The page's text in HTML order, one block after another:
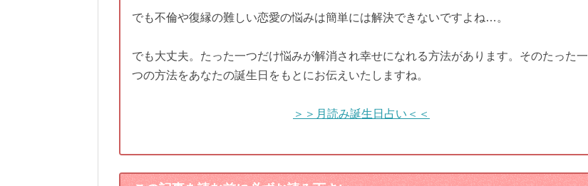
でも不倫や復縁の難しい恋愛の悩みは簡単には解決できないですよね…。
でも大丈夫。たった一つだけ悩みが解消され幸せになれる方法があります。そのたった一
つの方法をあなたの誕生日をもとにお伝えいたしますね。
＞＞月読み誕生日占い＜＜